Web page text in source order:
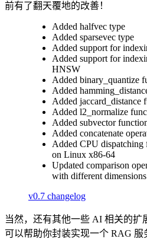
前有了翻天覆地的改善！
Added halfvec type
Added sparsevec type
Added support for
Added support for
HNSW
Added binary_quantize
Added
Added jaccard_distance
Added l2_normalize
Added subvector
Added concatenate
Added CPU dispatching
on Linux x86-64
Updated comparison
with different dimensions
v0.7 changelog
当然，还有其他一些 AI 相关的扩
可以帮助你封装实现一个 RAG 服